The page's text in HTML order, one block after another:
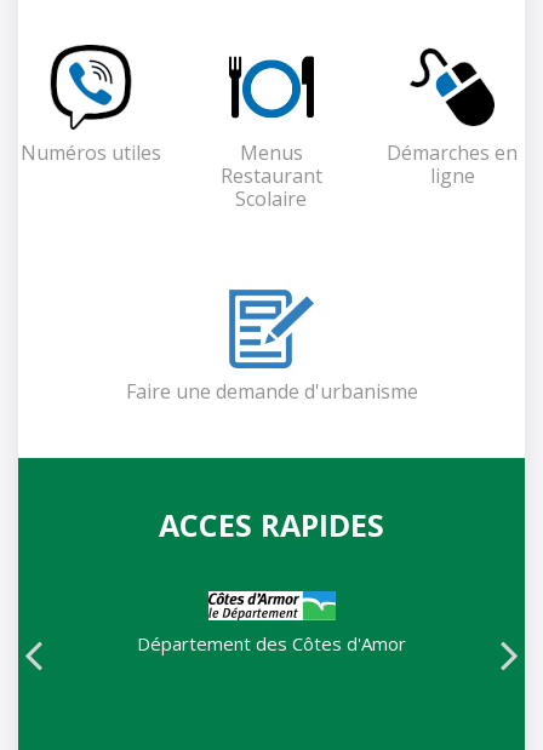
Numéros utiles
Menus
Restaurant
Scolaire
Démarches en
ligne
Faire une demande d'urbanisme
ACCES RAPIDES
Département des Côtes d'Amor